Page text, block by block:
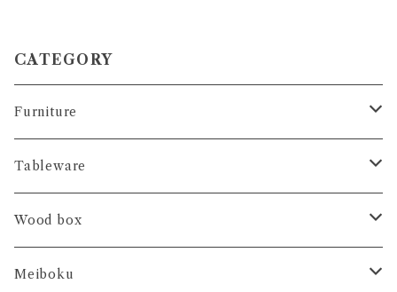
CATEGORY
Furniture
コンソール
ブックシェルフ
Tableware
テーブルランナー
アレンジプレート
Wood box
ＨＡＫＯ- 大事なもの
Meiboku